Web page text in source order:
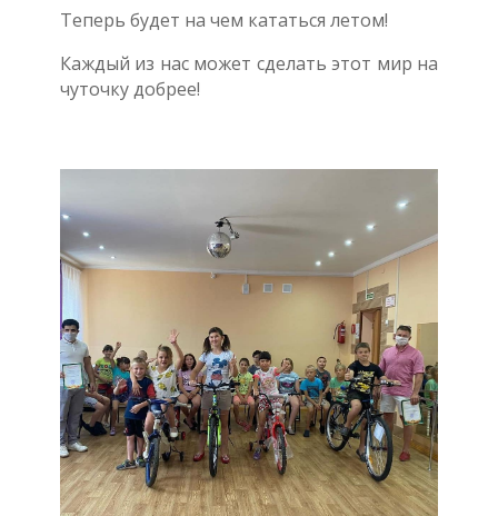
Теперь будет на чем кататься летом!
Каждый из нас может сделать этот мир на
чуточку добрее!